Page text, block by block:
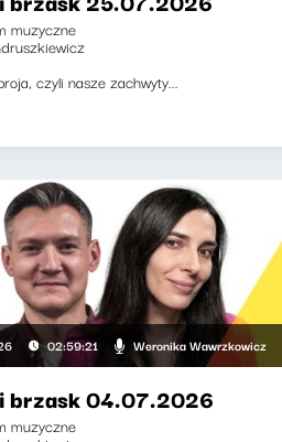
muzyczne
czyli nasze zachwyty...
02:59:21 Weronika Wawrzkowicz
brzask 04.07.2026
muzyczne